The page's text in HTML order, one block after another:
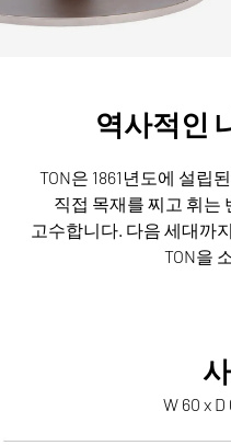
역사적인
TON은 1861년도에 설립
직접 목재를 찌고 휘는
고수합니다. 다음 세대까
TON을
W 60 x D